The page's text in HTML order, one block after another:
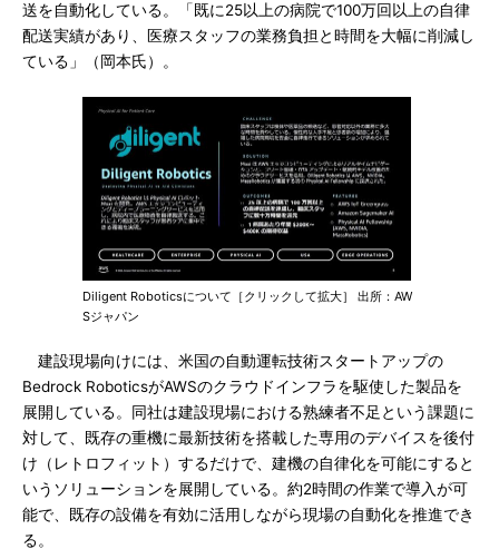
送を自動化している。「既に25以上の病院で100万回以上の自律
配送実績があり、医療スタッフの業務負担と時間を大幅に削減し
ている」（岡本氏）。
Diligent Roboticsについて［クリックして拡大］ 出所：AW
Sジャパン
建設現場向けには、米国の自動運転技術スタートアップの
Bedrock RoboticsがAWSのクラウドインフラを駆使した製品を
展開している。同社は建設現場における熟練者不足という課題に
対して、既存の重機に最新技術を搭載した専用のデバイスを後付
け（レトロフィット）するだけで、建機の自律化を可能にすると
いうソリューションを展開している。約2時間の作業で導入が可
能で、既存の設備を有効に活用しながら現場の自動化を推進でき
る。